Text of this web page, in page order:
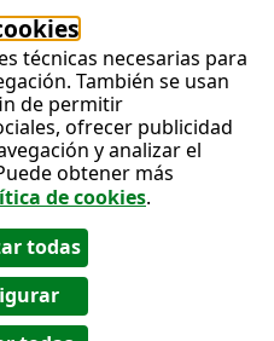
técnicas necesarias para
También se usan
de permitir
ofrecer publicidad
y analizar el
obtener más
de cookies.